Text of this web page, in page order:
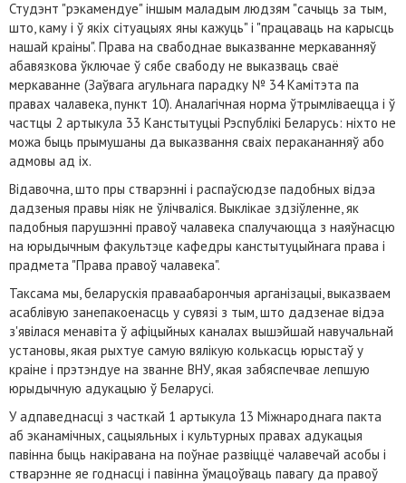
Студэнт "рэкамендуе" іншым маладым людзям "сачыць за тым,
што, каму і ў якіх сітуацыях яны кажуць" і "працаваць на карысць
нашай краіны". Права на свабоднае выказванне меркаванняў
абавязкова ўключае ў сябе свабоду не выказваць сваё
меркаванне (Заўвага агульнага парадку № 34 Камітэта па
правах чалавека, пункт 10). Аналагічная норма ўтрымліваецца і ў
частцы 2 артыкула 33 Канстытуцыі Рэспублікі Беларусь: ніхто не
можа быць прымушаны да выказвання сваіх перакананняў або
адмовы ад іх.
Відавочна, што пры стварэнні і распаўсюдзе падобных відэа
дадзеныя правы ніяк не ўлічваліся. Выклікае здзіўленне, як
падобныя парушэнні правоў чалавека спалучаюцца з наяўнасцю
на юрыдычным факультэце кафедры канстытуцыйнага права і
прадмета "Права правоў чалавека".
Таксама мы, беларускія праваабарончыя арганізацыі, выказваем
асаблівую занепакоенасць у сувязі з тым, што дадзенае відэа
з'явілася менавіта ў афіцыйных каналах вышэйшай навучальнай
установы, якая рыхтуе самую вялікую колькасць юрыстаў у
краіне і прэтэндуе на званне ВНУ, якая забяспечвае лепшую
юрыдычную адукацыю ў Беларусі.
У адпаведнасці з часткай 1 артыкула 13 Міжнароднага пакта
аб эканамічных, сацыяльных і культурных правах адукацыя
павінна быць накіравана на поўнае развіццё чалавечай асобы і
стварэнне яе годнасці і павінна ўмацоўваць павагу да правоў